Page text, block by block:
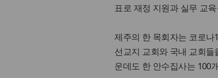
표로 재정 지원과 실무 교
제주의 한 목회자는 코로
선교지 교회와 국내 교회
운데도 한 안수집사는 100